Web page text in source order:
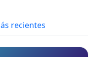
recientes